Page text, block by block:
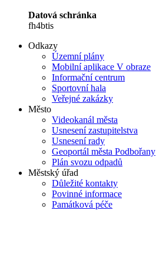
Datová schránka
fh4btis
Odkazy
Územní plány
Mobilní aplikace V obraze
Informační centrum
Sportovní hala
Veřejné zakázky
Město
Videokanál města
Usnesení zastupitelstva
Usnesení rady
Geoportál města Podbořany
Plán svozu odpadů
Městský úřad
Důležité kontakty
Povinné informace
Památková péče